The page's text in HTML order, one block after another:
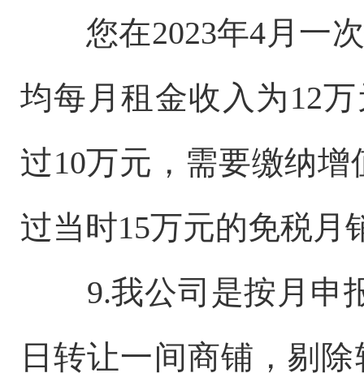
您在2023年4月一
均每月租金收入为12
过10万元，需要缴纳增
过当时15万元的免税月
9.我公司是按月申
日转让一间商铺，剔